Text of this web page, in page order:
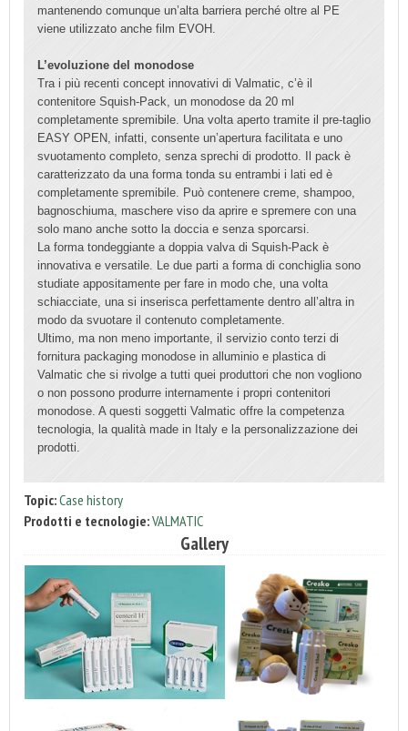
mantenendo comunque un’alta barriera perché oltre al PE
viene utilizzato anche film EVOH.
L’evoluzione del monodose
Tra i più recenti concept innovativi di Valmatic, c’è il
contenitore Squish-Pack, un monodose da 20 ml
completamente spremibile. Una volta aperto tramite il pre-taglio
EASY OPEN, infatti, consente un’apertura facilitata e uno
svuotamento completo, senza sprechi di prodotto. Il pack è
caratterizzato da una forma tonda su entrambi i lati ed è
completamente spremibile. Può contenere creme, shampoo,
bagnoschiuma, maschere viso da aprire e spremere con una
solo mano anche sotto la doccia e senza sporcarsi.
La forma tondeggiante a doppia valva di Squish-Pack è
innovativa e versatile. Le due parti a forma di conchiglia sono
studiate appositamente per fare in modo che, una volta
schiacciate, una si inserisca perfettamente dentro all’altra in
modo da svuotare il contenuto completamente.
Ultimo, ma non meno importante, il servizio conto terzi di
fornitura packaging monodose in alluminio e plastica di
Valmatic che si rivolge a tutti quei produttori che non vogliono
o non possono produrre internamente i propri contenitori
monodose. A questi soggetti Valmatic offre la competenza
tecnologia, la qualità made in Italy e la personalizzazione dei
prodotti.
Topic:Case history
Prodotti e tecnologie:VALMATIC
Gallery